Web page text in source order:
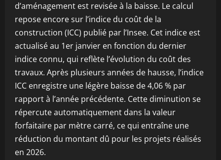
d’aménagement est revisée à la baisse. Le calcul
repose encore sur l’indice du coût de la
construction (ICC) publié par l’Insee. Cet indice est
actualisé au 1er janvier en fonction du dernier
indice connu, qui reflète l’évolution du coût des
travaux. Après plusieurs années de hausse, l’indice
ICC enregistre une légère baisse de 4,06 % par
rapport à l’année précédente. Cette diminution se
répercute automatiquement dans la valeur
forfaitaire par mètre carré, ce qui entraîne une
réduction du montant dû pour les projets réalisés
en 2026.